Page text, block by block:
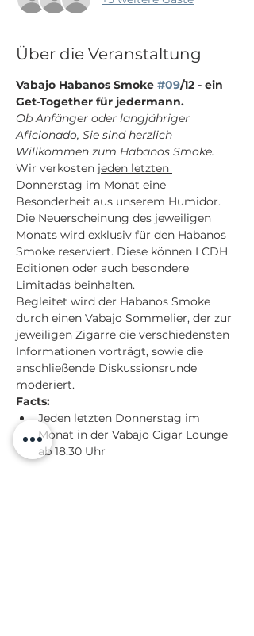
Über die Veranstaltung
Vabajo Habanos Smoke #09/12 - ein
Get-Together für jedermann.
Ob Anfänger oder langjähriger
Aficionado, Sie sind herzlich
Willkommen zum Habanos Smoke.
Wir verkosten jeden letzten
Donnerstag im Monat eine
Besonderheit aus unserem Humidor.
Die Neuerscheinung des jeweiligen
Monats wird exklusiv für den Habanos
Smoke reserviert. Diese können LCDH
Editionen oder auch besondere
Limitadas beinhalten.
Begleitet wird der Habanos Smoke
durch einen Vabajo Sommelier, der zur
jeweiligen Zigarre die verschiedensten
Informationen vorträgt, sowie die
anschließende Diskussionsrunde
moderiert.
Facts:
Jeden letzten Donnerstag im
Monat in der Vabajo Cigar Lounge
ab 18:30 Uhr